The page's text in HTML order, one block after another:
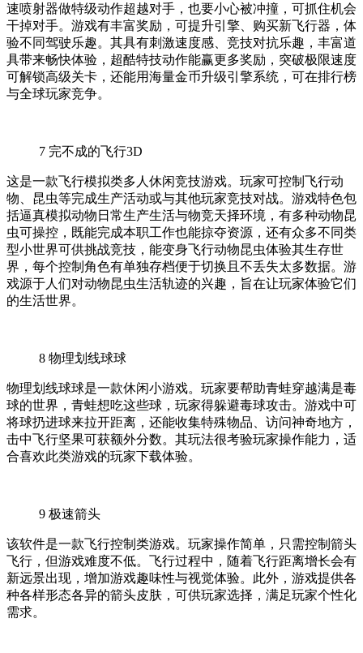
速喷射器做特级动作超越对手，也要小心被冲撞，可抓住机会
干掉对手。游戏有丰富奖励，可提升引擎、购买新飞行器，体
验不同驾驶乐趣。其具有刺激速度感、竞技对抗乐趣，丰富道
具带来畅快体验，超酷特技动作能赢更多奖励，突破极限速度
可解锁高级关卡，还能用海量金币升级引擎系统，可在排行榜
与全球玩家竞争。
7 完不成的飞行3D
这是一款飞行模拟类多人休闲竞技游戏。玩家可控制飞行动
物、昆虫等完成生产活动或与其他玩家竞技对战。游戏特色包
括逼真模拟动物日常生产生活与物竞天择环境，有多种动物昆
虫可操控，既能完成本职工作也能掠夺资源，还有众多不同类
型小世界可供挑战竞技，能变身飞行动物昆虫体验其生存世
界，每个控制角色有单独存档便于切换且不丢失太多数据。游
戏源于人们对动物昆虫生活轨迹的兴趣，旨在让玩家体验它们
的生活世界。
8 物理划线球球
物理划线球球是一款休闲小游戏。玩家要帮助青蛙穿越满是毒
球的世界，青蛙想吃这些球，玩家得躲避毒球攻击。游戏中可
将球扔进球来拉开距离，还能收集特殊物品、访问神奇地方，
击中飞行坚果可获额外分数。其玩法很考验玩家操作能力，适
合喜欢此类游戏的玩家下载体验。
9 极速箭头
该软件是一款飞行控制类游戏。玩家操作简单，只需控制箭头
飞行，但游戏难度不低。飞行过程中，随着飞行距离增长会有
新远景出现，增加游戏趣味性与视觉体验。此外，游戏提供各
种各样形态各异的箭头皮肤，可供玩家选择，满足玩家个性化
需求。